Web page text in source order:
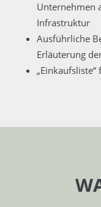
Unternehmen
Infrastruktur
Ausführliche
Erläuterung